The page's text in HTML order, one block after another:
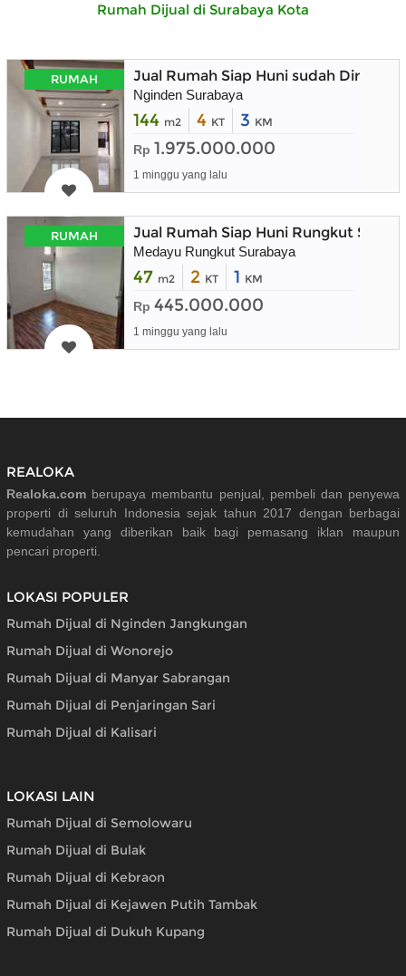
Rumah Dijual di Surabaya Kota
RUMAH Jual Rumah Siap Huni sudah
Nginden Surabaya
144 m2 4 KT 3 KM
Rp 1.975.000.000
1 minggu yang lalu
RUMAH Jual Rumah Siap Huni Rungkut
Medayu Rungkut Surabaya
47 m2 2 KT 1 KM
Rp 445.000.000
1 minggu yang lalu
REALOKA
Realoka.com berupaya membantu penjual, pembeli dan penyewa
properti di seluruh Indonesia sejak tahun 2017 dengan berbagai
kemudahan yang diberikan baik bagi pemasang iklan maupun
pencari properti.
LOKASI POPULER
Rumah Dijual di Nginden Jangkungan
Rumah Dijual di Wonorejo
Rumah Dijual di Manyar Sabrangan
Rumah Dijual di Penjaringan Sari
Rumah Dijual di Kalisari
LOKASI LAIN
Rumah Dijual di Semolowaru
Rumah Dijual di Bulak
Rumah Dijual di Kebraon
Rumah Dijual di Kejawen Putih Tambak
Rumah Dijual di Dukuh Kupang